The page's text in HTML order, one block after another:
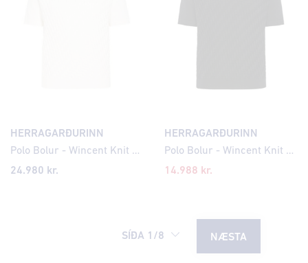
HERRAGARÐURINN
Polo Bolur - Wincent Knit Cross Pattern
24.980 kr.
HERRAGARÐURINN
Polo Bolur - Wincent Knit Cross Pattern
14.988 kr.
SÍÐA 1 /8 NÆSTA